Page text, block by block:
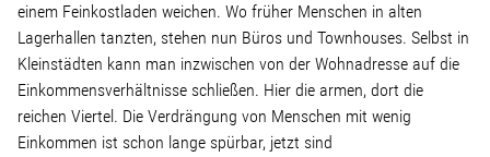
Presse
Pressebilder
einem Feinkostladen weichen. Wo früher Menschen in alten
Lagerhallen tanzten, stehen nun Büros und Townhouses. Selbst in
Kleinstädten kann man inzwischen von der Wohnadresse auf die
Einkommensverhältnisse schließen. Hier die armen, dort die
reichen Viertel. Die Verdrängung von Menschen mit wenig
Einkommen ist schon lange spürbar, jetzt sind